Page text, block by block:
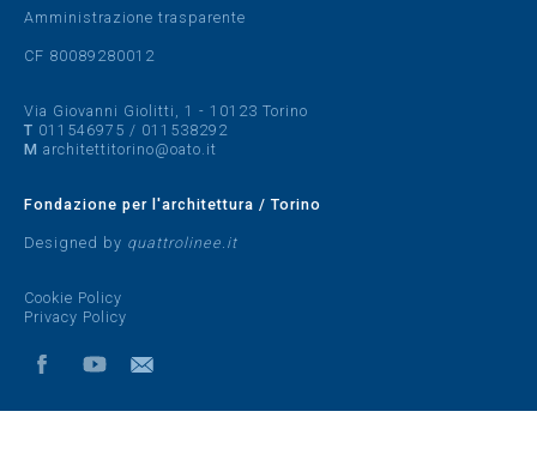
Amministrazione trasparente
CF 80089280012
Via Giovanni Giolitti, 1 - 10123 Torino
T 011546975 / 011538292
M architettitorino@oato.it
Fondazione per l'architettura / Torino
Designed by quattrolinee.it
Cookie Policy
Privacy Policy